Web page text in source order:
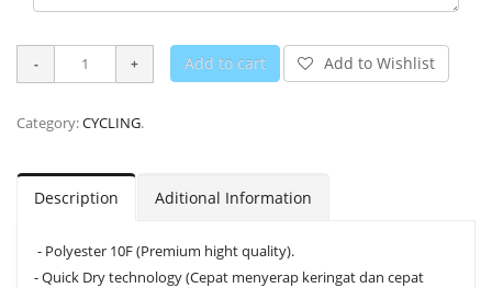
Add to cart Add to Wishlist
Category:CYCLING.
Description Aditional Information
- Polyester 10F (Premium hight quality).
- Quick Dry technology (Cepat menyerap keringat dan cepat